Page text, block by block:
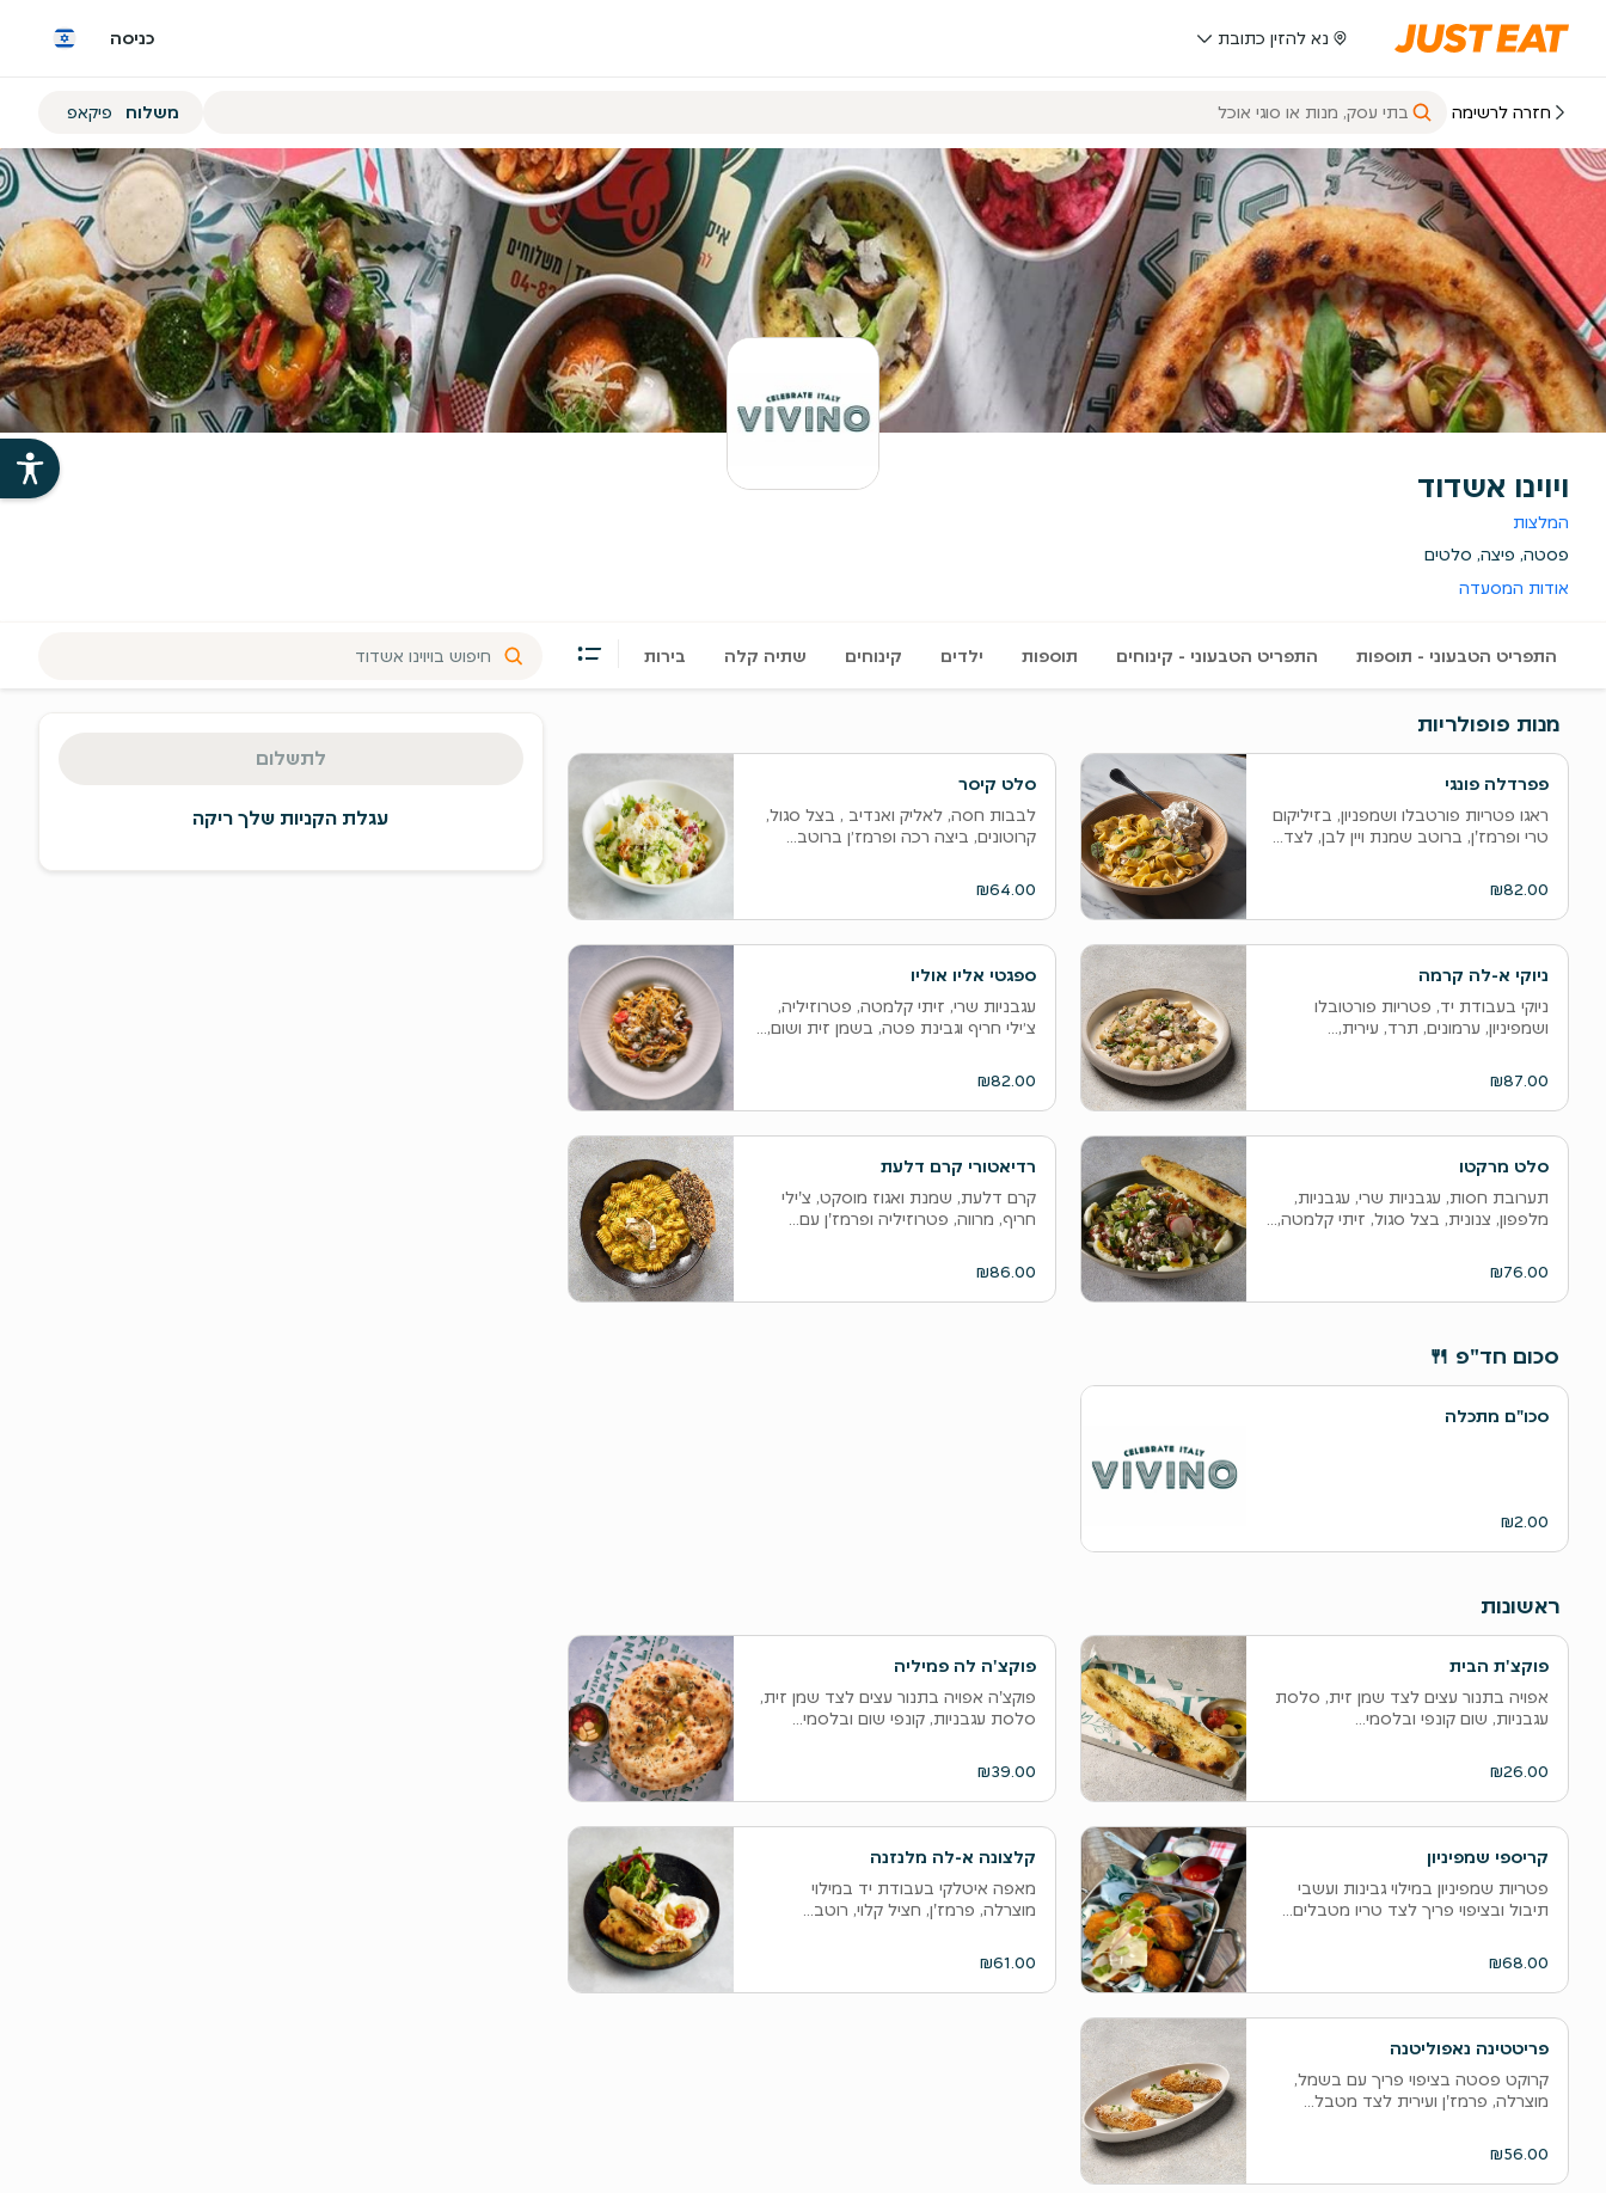
נא להזין כתובת כניסה
הזמנת
או
פיקאפ
משלוח פיקאפ חזרה לרשימה
ויוינו אשדוד
המלצות
פסטה, פיצה, סלטים
אודות המסעדה
התפריט הטבעוני - תוספות התפריט הטבעוני - קינוחים תוספות ילדים קינוחים שתיה קלה בירות
מנות פופולריות
פפרדלה פונגי
ראגו פטריות פורטבלו ושמפניון, בזיליקום
טרי ופרמז'ן, ברוטב שמנת ויין לבן, לצד...
₪82.00
סלט קיסר
לבבות חסה, לאליק ואנדיב , בצל סגול,
קרוטונים, ביצה רכה ופרמז׳ן ברוטב...
₪64.00
ניוקי א-לה קרמה
ניוקי בעבודת יד, פטריות פורטובלו
ושמפיניון, ערמונים, תרד, עירית,...
₪87.00
ספגטי אליו אוליו
עגבניות שרי, זיתי קלמטה, פטרוזיליה,
צ׳ילי חריף וגבינת פטה, בשמן זית ושום,...
₪82.00
סלט מרקטו
תערובת חסות, עגבניות שרי, עגבניות,
מלפפון, צנונית, בצל סגול, זיתי קלמטה,...
₪76.00
רדיאטורי קרם דלעת
קרם דלעת, שמנת ואגוז מוסקט, צ'ילי
חריף, מרווה, פטרוזיליה ופרמז'ן עם...
₪86.00
סכום חד"פ 🍴
סכו"ם מתכלה
₪2.00
ראשונות
פוקצ'ת הבית
אפויה בתנור עצים לצד שמן זית, סלסת
עגבניות, שום קונפי ובלסמי...
₪26.00
פוקצ'ה לה פמיליה
פוקצ'ה אפויה בתנור עצים לצד שמן זית,
סלסת עגבניות, קונפי שום ובלסמי...
₪39.00
קריספי שמפיניון
פטריות שמפיניון במילוי גבינות ועשבי
תיבול ובציפוי פריך לצד טריו מטבלים...
₪68.00
קלצונה א-לה מלנזנה
מאפה איטלקי בעבודת יד במילוי
מוצרלה, פרמז'ן, חציל קלוי, רוטב...
₪61.00
פריטטינה נאפוליטנה
קרוקט פסטה בציפוי פריך עם בשמל,
מוצרלה, פרמז'ן ועירית לצד מטבל...
₪56.00
לתשלום
עגלת הקניות שלך ריקה